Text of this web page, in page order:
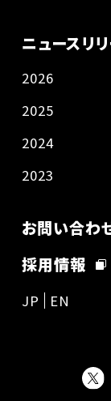
ニュースリ
2026
2025
2024
2023
お問い合わ
採用情報
JP EN